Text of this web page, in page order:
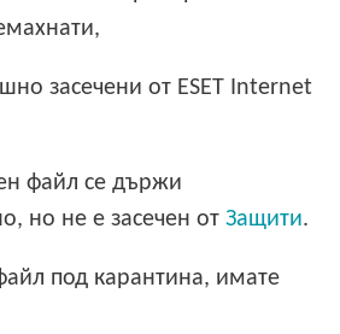
засечени от ESET Internet
файл се държи
но не е засечен отЗащити.
под карантина, имате